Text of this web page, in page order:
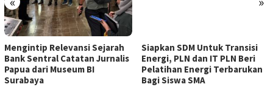
Mengintip Relevansi Sejarah
Bank Sentral Catatan Jurnalis
Papua dari Museum BI
Surabaya
Siapkan SDM Untuk Transisi
Energi, PLN dan IT PLN Beri
Pelatihan Energi Terbarukan
Bagi Siswa SMA